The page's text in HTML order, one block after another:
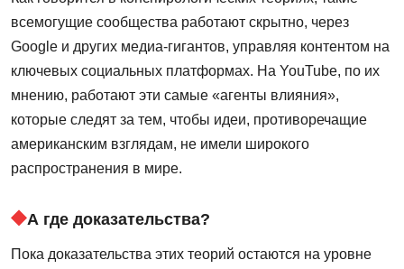
всемогущие сообщества работают скрытно, через
Google и других медиа-гигантов, управляя контентом на
ключевых социальных платформах. На YouTube, по их
мнению, работают эти самые «агенты влияния»,
которые следят за тем, чтобы идеи, противоречащие
американским взглядам, не имели широкого
распространения в мире.
А где доказательства?
Пока доказательства этих теорий остаются на уровне